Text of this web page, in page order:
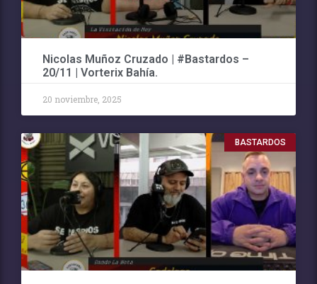
Nicolas Muñoz Cruzado | #Bastardos –
20/11 | Vorterix Bahía.
20 noviembre, 2025
BASTARDOS